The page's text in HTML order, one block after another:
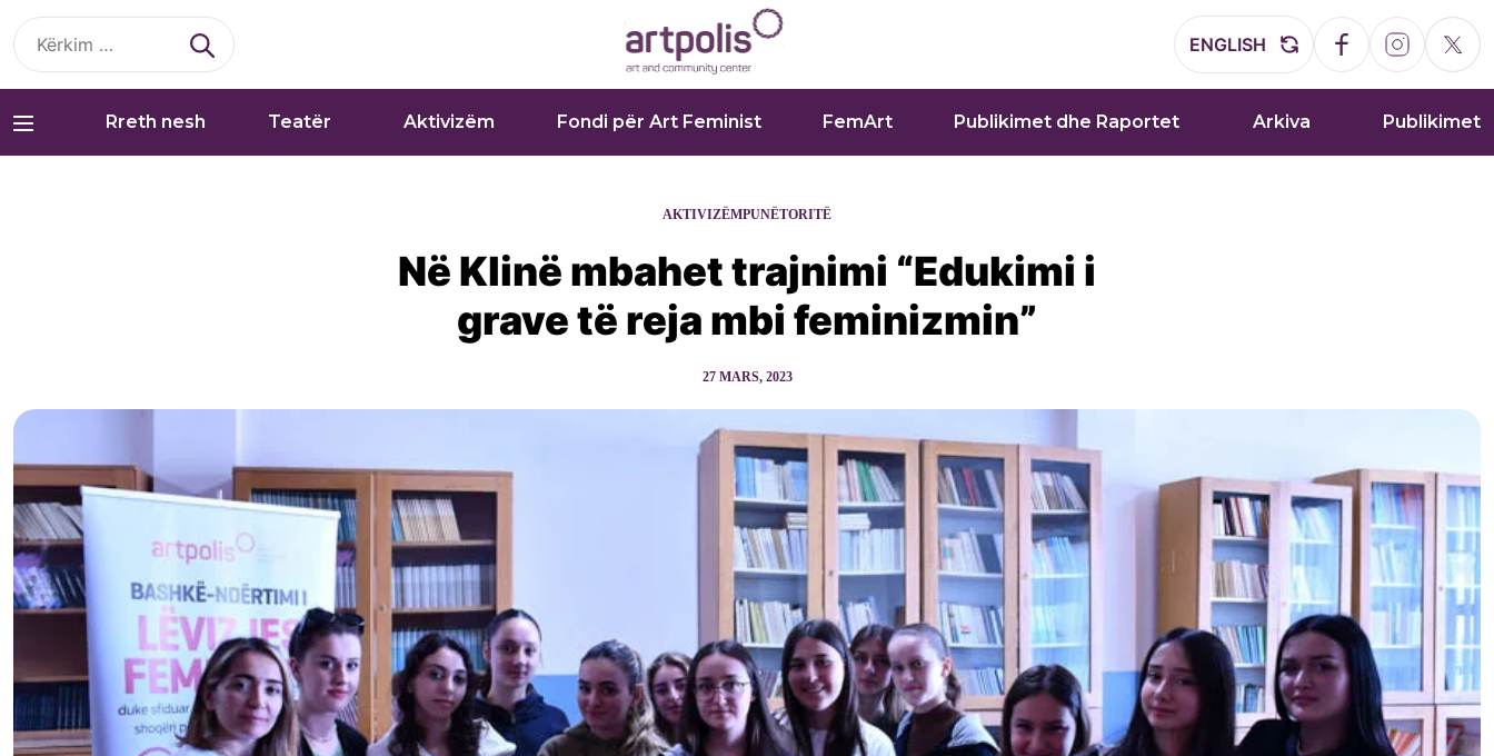
Kërko
për:
ENGLISH
Rreth nesh Teatër Aktivizëm Fondi për Art Feminist FemArt Publikimet dhe Raportet Arkiva Publikimet
AKTIVIZËMPUNËTORITË
Në Klinë mbahet trajnimi “Edukimi i
grave të reja mbi feminizmin”
27 MARS, 2023